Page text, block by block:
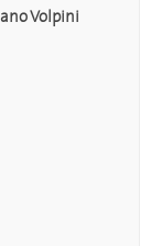
Volpini